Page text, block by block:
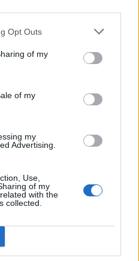
Opt Outs
of my
of my
my
Advertising.
Use,
of my
with the
collected.
Ανατολή: 06:37 - Δύση 20:13